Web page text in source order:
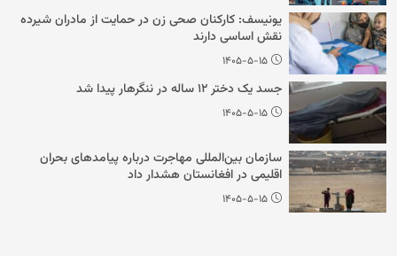
یونیسف: کارکنان صحی زن در حمایت از مادران شیرده
نقش اساسی دارند
۱۴۰۵-۵-۱۵
جسد یک دختر ۱۲ ساله در ننگرهار پیدا شد
۱۴۰۵-۵-۱۵
سازمان بین‌المللی مهاجرت درباره پیامدهای بحران
اقلیمی در افغانستان هشدار داد
۱۴۰۵-۵-۱۵